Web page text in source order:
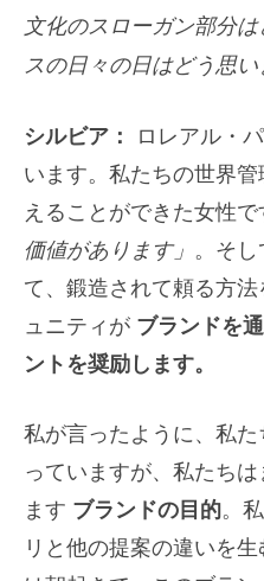
文化のスローガン部分
スの日々の日はどう思い
シルビア：
ロレアル・
います。私たちの世界
えることができた女性で
価値があります」 。そ
て、鍛造されて頼る方
ュニティが ブランドを
ントを奨励します。
私が言ったように、私
っていますが、私たち
ます ブランドの目的。
リと他の提案の違いを